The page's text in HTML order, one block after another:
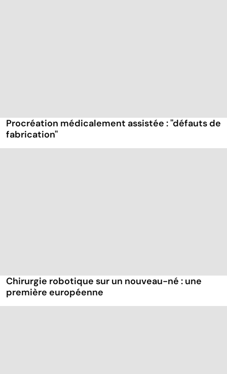
Procréation médicalement assistée : ''défauts de
fabrication''
Chirurgie robotique sur un nouveau-né : une
première européenne